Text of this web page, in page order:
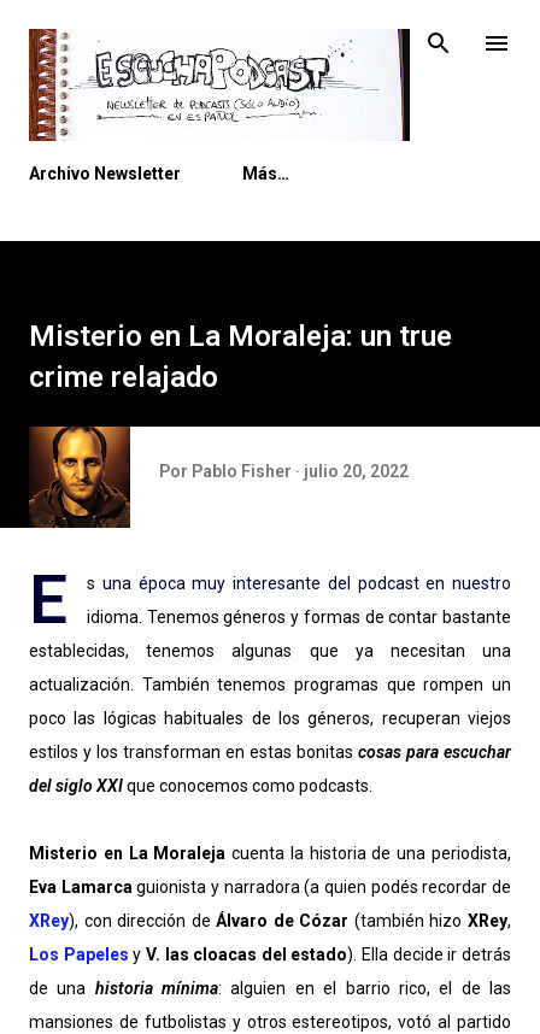
Archivo Newsletter Más…
Misterio en La Moraleja: un true
crime relajado
Por Pablo Fisher julio 20, 2022
E
s una época muy interesante del podcast en nuestro
idioma. Tenemos géneros y formas de contar bastante
establecidas, tenemos algunas que ya necesitan una
actualización. También tenemos programas que rompen un
poco las lógicas habituales de los géneros, recuperan viejos
estilos y los transforman en estas bonitas cosas para escuchar
del siglo XXIque conocemos como podcasts.
Misterio en La Moraleja cuenta la historia de una periodista,
Eva Lamarcaguionista y narradora (a quien podés recordar de
XRey), con dirección deÁlvaro de Cózar (también hizoXRey,
Los Papeles y V. las cloacas del estado). Ella decide ir detrás
de una historia mínima: alguien en el barrio rico, el de las
mansiones de futbolistas y otros estereotipos, votó al partido